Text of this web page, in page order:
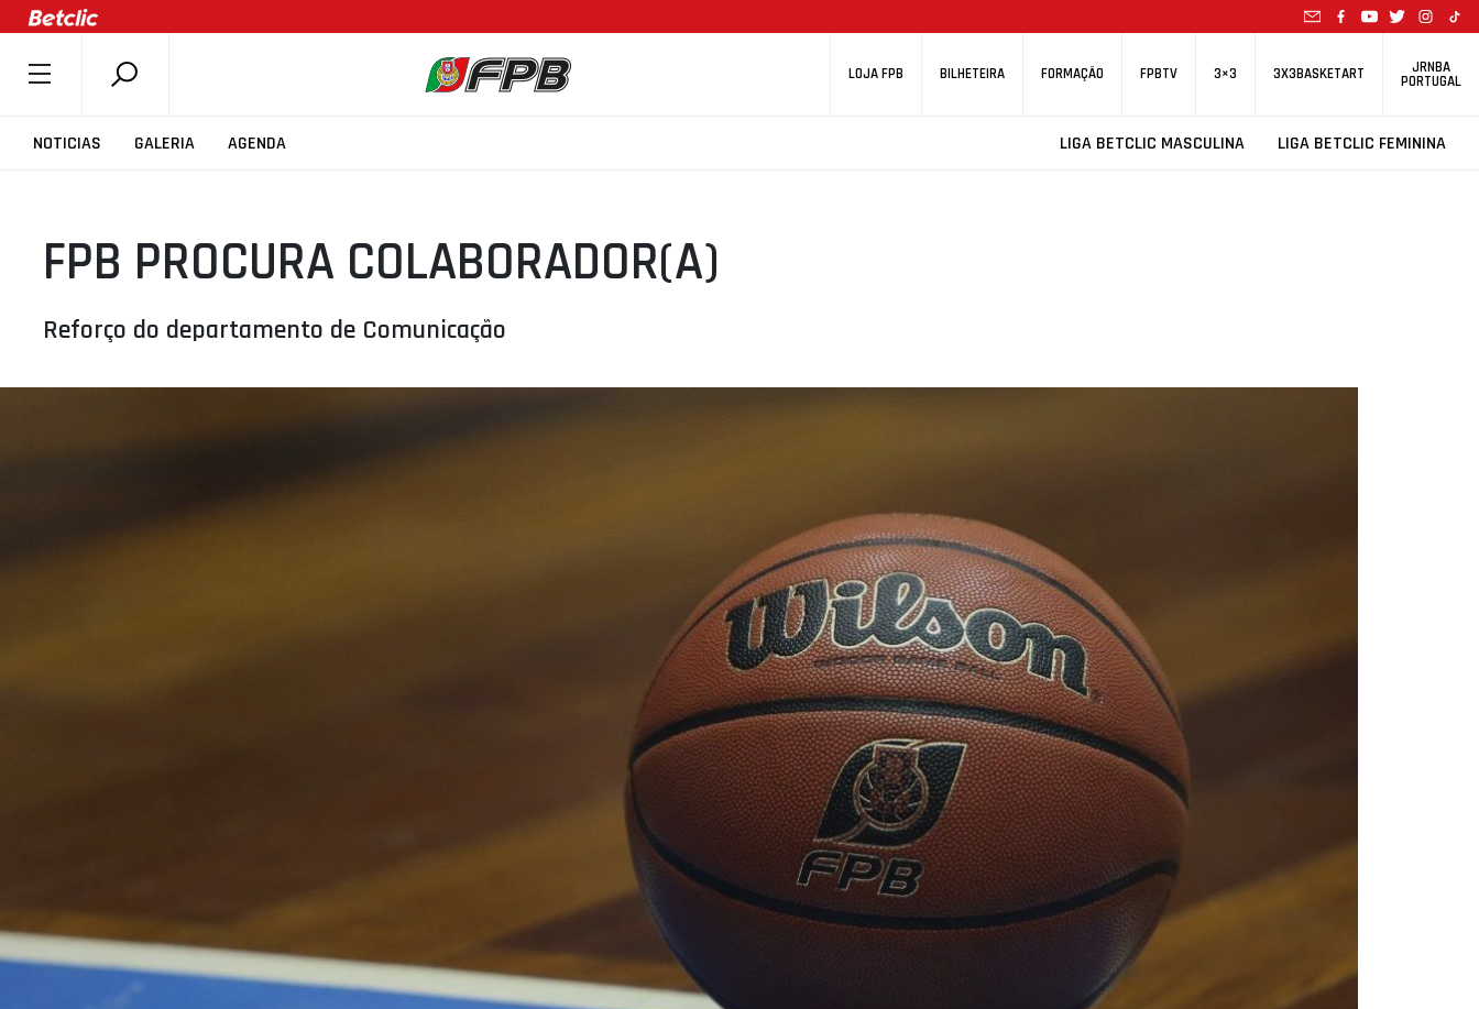
LOJA FPB BILHETEIRA FORMAÇÃO FPBTV 3×3 3X3BASKETART JRNBA
PORTUGAL
NOTICIAS GALERIA AGENDA LIGA BETCLIC MASCULINA LIGA BETCLIC FEMININA
SOBRE A FPB
COMPETIÇÕES
ASSOCIAÇÕES
CLUBES
ÁREA TÉCNICA
FPB PROCURA COLABORADOR(A)
Reforço do departamento de Comunicação